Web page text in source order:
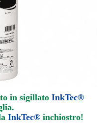
in sigillato InkTec®
InkTec®inchiostro!